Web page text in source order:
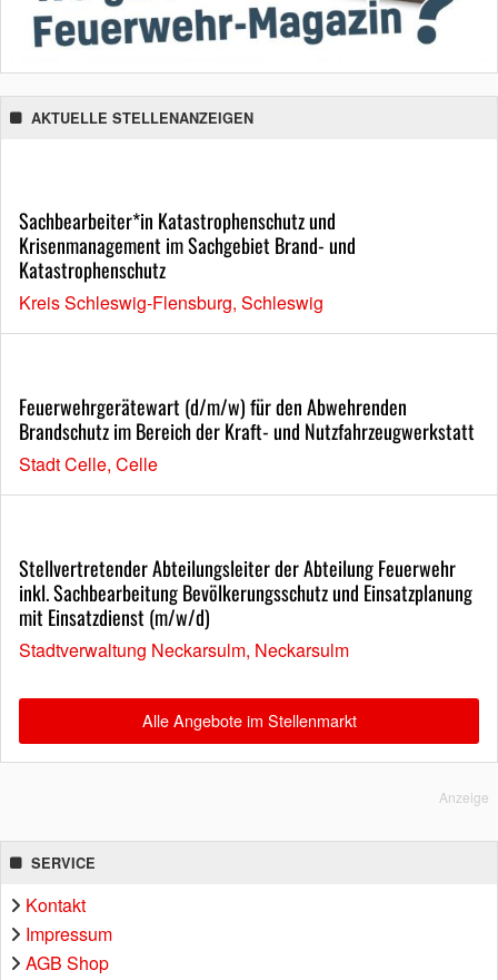
AKTUELLE STELLENANZEIGEN
Sachbearbeiter*in Katastrophenschutz und
Krisenmanagement im Sachgebiet Brand- und
Katastrophenschutz
Kreis Schleswig-Flensburg, Schleswig
Feuerwehrgerätewart (d/m/w) für den Abwehrenden
Brandschutz im Bereich der Kraft- und Nutzfahrzeugwerkstatt
Stadt Celle, Celle
Stellvertretender Abteilungsleiter der Abteilung Feuerwehr
inkl. Sachbearbeitung Bevölkerungsschutz und Einsatzplanung
mit Einsatzdienst (m/w/d)
Stadtverwaltung Neckarsulm, Neckarsulm
Alle Angebote im Stellenmarkt
Anzeige
SERVICE
Kontakt
Impressum
AGB Shop